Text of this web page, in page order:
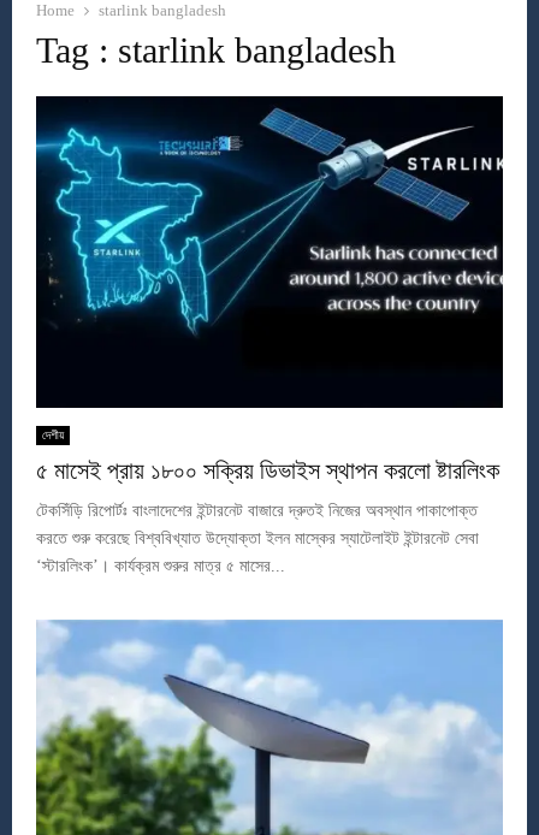
Home starlink bangladesh
Tag : starlink bangladesh
দেশীয়
৫ মাসেই প্রায় ১৮০০ সক্রিয় ডিভাইস স্থাপন করলো ষ্টারলিংক
টেকসিঁড়ি রিপোর্টঃ বাংলাদেশের ইন্টারনেট বাজারে দ্রুতই নিজের অবস্থান পাকাপোক্ত
করতে শুরু করেছে বিশ্ববিখ্যাত উদ্যোক্তা ইলন মাস্কের স্যাটেলাইট ইন্টারনেট সেবা
‘স্টারলিংক’। কার্যক্রম শুরুর মাত্র ৫ মাসের...